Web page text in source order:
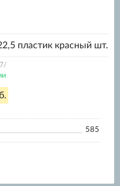
пластик красный шт.
585